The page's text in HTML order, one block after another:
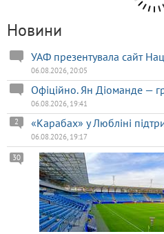
Новини
УАФ презентувала сайт
06.08.2026, 20:05
Офіційно. Ян Діоманде —
06.08.2026, 19:41
«Карабах» у Любліні
2
06.08.2026, 19:17
30